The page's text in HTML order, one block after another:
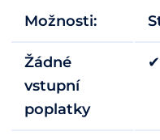
Možnosti:
Žádné
vstupní
poplatky
✔